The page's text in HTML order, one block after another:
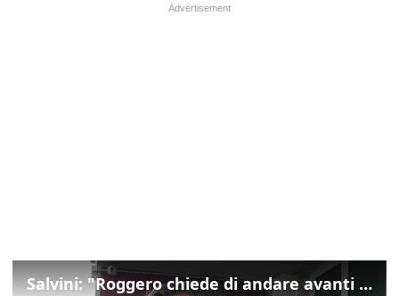
Salvini: "Roggero chiede di andare avanti su norma anti-risarcimenti"